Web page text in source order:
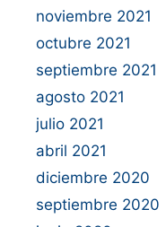
noviembre 2021
octubre 2021
septiembre 2021
agosto 2021
julio 2021
abril 2021
diciembre 2020
septiembre 2020